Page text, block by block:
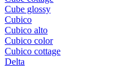
Cube glossy
Cubico
Cubico alto
Cubico color
Cubico cottage
Delta